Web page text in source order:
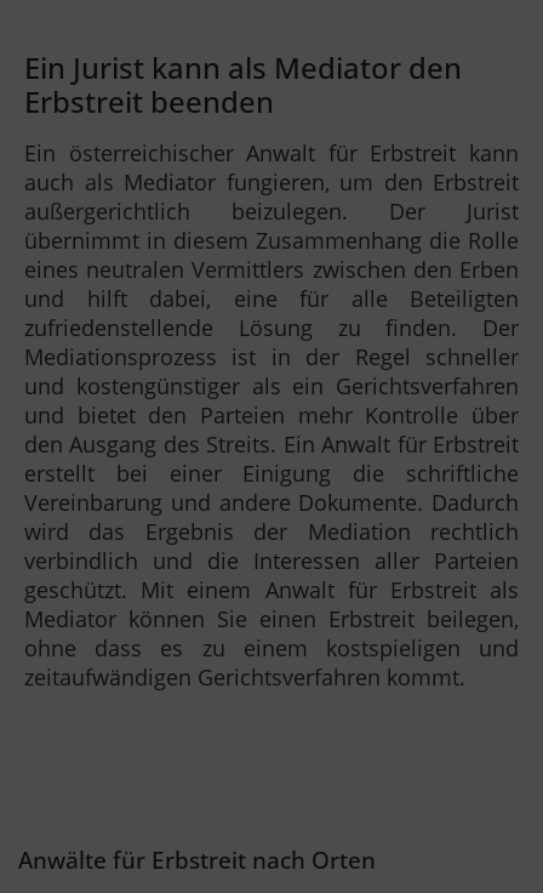
Ein Jurist kann als Mediator den
Erbstreit beenden
Ein österreichischer Anwalt für Erbstreit kann
auch als Mediator fungieren, um den Erbstreit
außergerichtlich beizulegen. Der Jurist
übernimmt in diesem Zusammenhang die Rolle
eines neutralen Vermittlers zwischen den Erben
und hilft dabei, eine für alle Beteiligten
zufriedenstellende Lösung zu finden. Der
Mediationsprozess ist in der Regel schneller
und kostengünstiger als ein Gerichtsverfahren
und bietet den Parteien mehr Kontrolle über
den Ausgang des Streits. Ein Anwalt für Erbstreit
erstellt bei einer Einigung die schriftliche
Vereinbarung und andere Dokumente. Dadurch
wird das Ergebnis der Mediation rechtlich
verbindlich und die Interessen aller Parteien
geschützt. Mit einem Anwalt für Erbstreit als
Mediator können Sie einen Erbstreit beilegen,
ohne dass es zu einem kostspieligen und
zeitaufwändigen Gerichtsverfahren kommt.
Anwälte für Erbstreit nach Orten